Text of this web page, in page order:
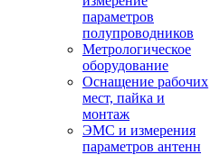
параметров
полупроводников
Метрологическое
оборудование
Оснащение рабочих
мест, пайка и
монтаж
ЭМС и измерения
параметров антенн